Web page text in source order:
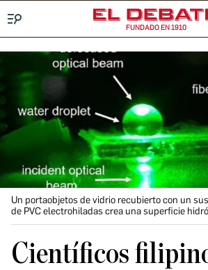
FUNDADO EN 1910
Un portaobjetos de vidrio recubierto con un
de PVC electrohiladas crea una superficie
Científicos